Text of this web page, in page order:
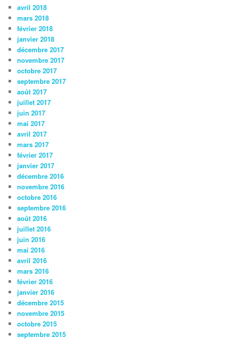
avril 2018
mars 2018
février 2018
janvier 2018
décembre 2017
novembre 2017
octobre 2017
septembre 2017
août 2017
juillet 2017
juin 2017
mai 2017
avril 2017
mars 2017
février 2017
janvier 2017
décembre 2016
novembre 2016
octobre 2016
septembre 2016
août 2016
juillet 2016
juin 2016
mai 2016
avril 2016
mars 2016
février 2016
janvier 2016
décembre 2015
novembre 2015
octobre 2015
septembre 2015